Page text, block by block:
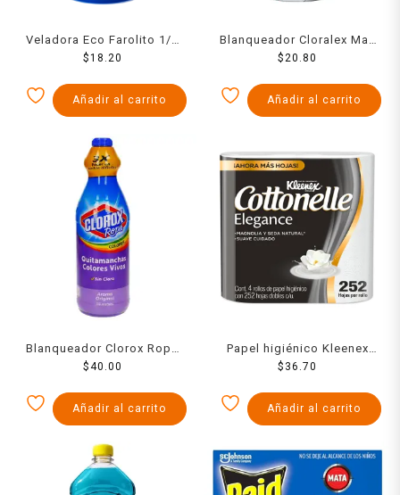
Veladora Eco Farolito 1/2
Semana
$18.20
Añadir al carrito
Blanqueador Cloralex Max
600 Ml
$20.80
Añadir al carrito
Blanqueador Clorox Ropa
Color 930 Ml
$40.00
Añadir al carrito
Papel higiénico Kleenex
Cottonelle elegance 4
c/u
$ 36.70
Añadir al carrito